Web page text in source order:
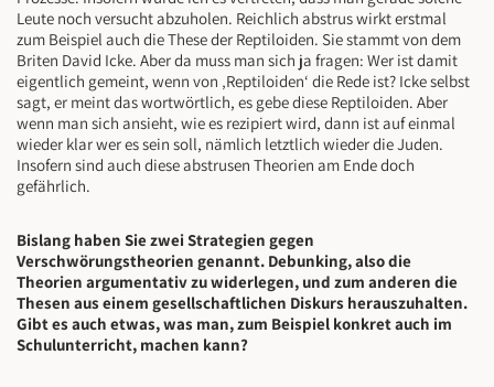
Leute noch versucht abzuholen. Reichlich abstrus wirkt erstmal
zum Beispiel auch die These der Reptiloiden. Sie stammt von dem
Briten David Icke. Aber da muss man sich ja fragen: Wer ist damit
eigentlich gemeint, wenn von ‚Reptiloiden‘ die Rede ist? Icke selbst
sagt, er meint das wortwörtlich, es gebe diese Reptiloiden. Aber
wenn man sich ansieht, wie es rezipiert wird, dann ist auf einmal
wieder klar wer es sein soll, nämlich letztlich wieder die Juden.
Insofern sind auch diese abstrusen Theorien am Ende doch
gefährlich.
Bislang haben Sie zwei Strategien gegen
Verschwörungstheorien genannt. Debunking, also die
Theorien argumentativ zu widerlegen, und zum anderen die
Thesen aus einem gesellschaftlichen Diskurs herauszuhalten.
Gibt es auch etwas, was man, zum Beispiel konkret auch im
Schulunterricht, machen kann?